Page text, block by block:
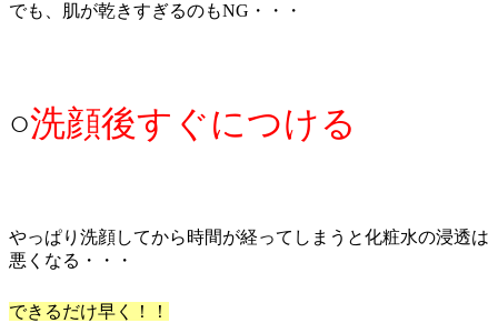
でも、肌が乾きすぎるのもNG・・・
○洗顔後すぐにつける
やっぱり洗顔してから時間が経ってしまうと化粧水の浸透は
悪くなる・・・
できるだけ早く！！